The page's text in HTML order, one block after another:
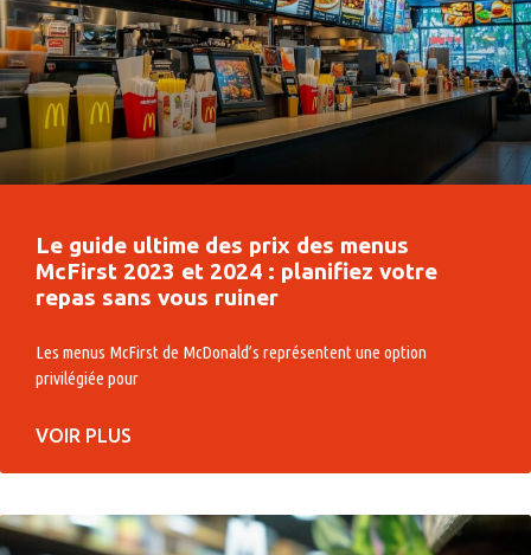
Le guide ultime des prix des menus
McFirst 2023 et 2024 : planifiez votre
repas sans vous ruiner
Les menus McFirst de McDonald’s représentent une option
privilégiée pour
VOIR PLUS